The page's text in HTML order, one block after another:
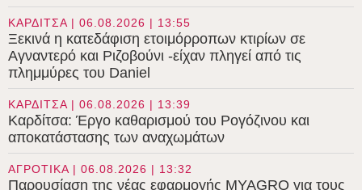
ΚΑΡΔΙΤΣΑ | 06.08.2026 | 13:55
Ξεκινά η κατεδάφιση ετοιμόρροπων κτιρίων σε
Αγναντερό και Ριζοβούνι -είχαν πληγεί από τις
πλημμύρες του Daniel
ΚΑΡΔΙΤΣΑ | 06.08.2026 | 13:39
Καρδίτσα: Έργο καθαρισμού του Ρογόζινου και
αποκατάστασης των αναχωμάτων
ΑΓΡΟΤΙΚΑ | 06.08.2026 | 13:32
Παρουσίαση της νέας εφαρμογής MYAGRO για τους